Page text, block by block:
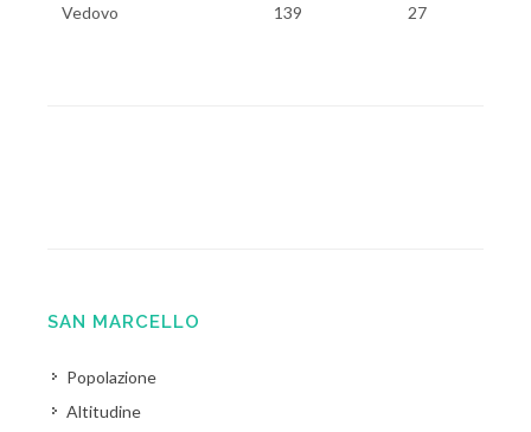
Vedovo 139 27
SAN MARCELLO
Popolazione
Altitudine